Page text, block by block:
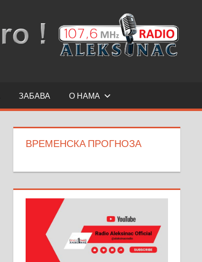
ЗАБАВА О НАМА
ВРЕМЕНСКА ПРОГНОЗА